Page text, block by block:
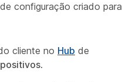
configuração criado para
cliente no Hub de
.